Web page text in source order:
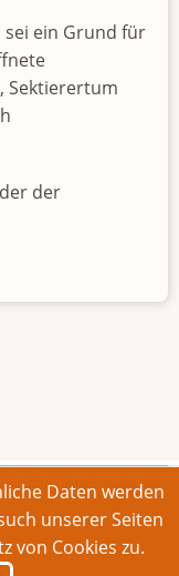
sei ein Grund für
Sektierertum
der
vorbehalten.
Daten werden
unserer Seiten
von Cookies zu.